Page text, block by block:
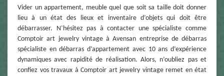
Vider un appartement, meuble quel que soit sa taille doit donner
lieu à un état des lieux et inventaire d’objets qui doit être
débarrasser. N’hésitez pas à contacter une spécialiste comme
Comptoir art jewelry vintage à Avensan entreprise de débarras
spécialiste en débarras d’appartement avec 10 ans d’expérience
dynamiques avec rapidité de réalisation. Alors, n’oubliez pas et
confiez vos travaux à Comptoir art jewelry vintage remet en état